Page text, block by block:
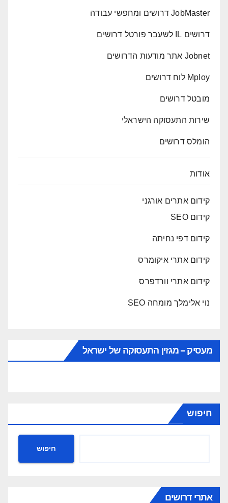
JobMaster דרושים ומחפשי עבודה
דרושים IL לשעבר פורטל דרושים
Jobnet אתר מודעות הדרושים
Mploy לוח דרושים
מובטל דרושים
שירות התעסוקה הישראלי
הומלס דרושים
אודות
קידום אתרים אורגני
קידום SEO
קידום דפי נחיתה
קידום אתרי איקומרס
קידום אתרי וורדפרס
נוי אלימלך מומחה SEO
מעסיק – מגזין התעסוקה של ישראל
חיפוש
חיפוש
אתרי דרושים